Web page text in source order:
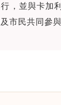
，並與卡加
市民共同參